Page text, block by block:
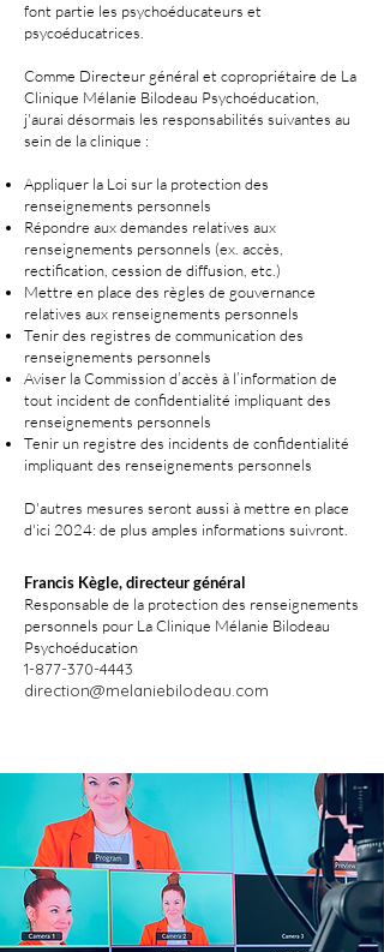
font partie les psychoéducateurs et
psycoéducatrices.
Comme Directeur général et copropriétaire de La
Clinique Mélanie Bilodeau Psychoéducation,
j'aurai désormais les responsabilités suivantes au
sein de la clinique :
Appliquer la Loi sur la protection des
renseignements personnels
Répondre aux demandes relatives aux
renseignements personnels (ex. accès,
rectification, cession de diffusion, etc.)
Mettre en place des règles de gouvernance
relatives aux renseignements personnels
Tenir des registres de communication des
renseignements personnels
Aviser la Commission d’accès à l’information de
tout incident de confidentialité impliquant des
renseignements personnels
Tenir un registre des incidents de confidentialité
impliquant des renseignements personnels
D'autres mesures seront aussi à mettre en place
d'ici 2024: de plus amples informations suivront.
Francis Kègle, directeur général
Responsable de la protection des renseignements
personnels pour La Clinique Mélanie Bilodeau
Psychoéducation
1-877-370-4443
direction@melaniebilodeau.com